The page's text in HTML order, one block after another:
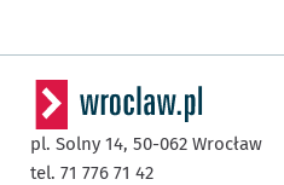
pl. Solny 14, 50-062 Wrocław
tel. 71 776 71 42